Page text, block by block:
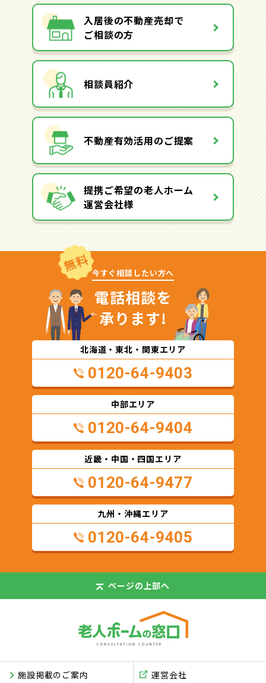
入居後の不動産売却で
ご相談の方
相談員紹介
不動産有効活用のご提案
提携ご希望の老人ホーム
運営会社様
無料 今すぐ相談したい方へ
電話相談を
承ります!
北海道・東北・関東エリア
0120-64-9403
中部エリア
0120-64-9404
近畿・中国・四国エリア
0120-64-9477
九州・沖縄エリア
0120-64-9405
ページの上部へ
施設掲載のご案内 運営会社